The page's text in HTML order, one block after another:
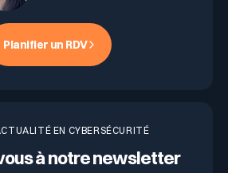
Planifier un RDV
EN CYBERSÉCURITÉ
à notre newsletter